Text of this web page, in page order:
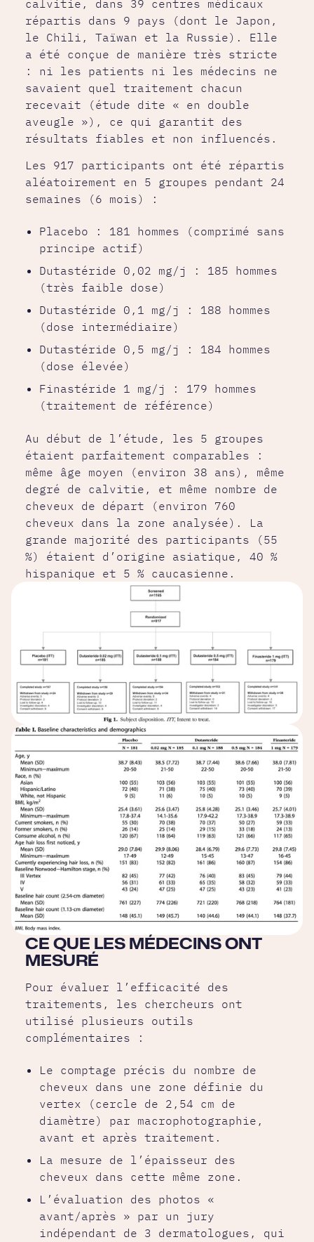
calvitie, dans 39 centres médicaux
répartis dans 9 pays (dont le Japon,
le Chili, Taïwan et la Russie). Elle
a été conçue de manière très stricte
: ni les patients ni les médecins ne
savaient quel traitement chacun
recevait (étude dite « en double
aveugle »), ce qui garantit des
résultats fiables et non influencés.
Les 917 participants ont été répartis
aléatoirement en 5 groupes pendant 24
semaines (6 mois) :
Placebo : 181 hommes (comprimé sans
principe actif)
Dutastéride 0,02 mg/j : 185 hommes
(très faible dose)
Dutastéride 0,1 mg/j : 188 hommes
(dose intermédiaire)
Dutastéride 0,5 mg/j : 184 hommes
(dose élevée)
Finastéride 1 mg/j : 179 hommes
(traitement de référence)
Au début de l’étude, les 5 groupes
étaient parfaitement comparables :
même âge moyen (environ 38 ans), même
degré de calvitie, et même nombre de
cheveux de départ (environ 760
cheveux dans la zone analysée). La
grande majorité des participants (55
%) étaient d’origine asiatique, 40 %
hispanique et 5 % caucasienne.
CE QUE LES MÉDECINS ONT
MESURÉ
Pour évaluer l’efficacité des
traitements, les chercheurs ont
utilisé plusieurs outils
complémentaires :
Le comptage précis du nombre de
cheveux dans une zone définie du
vertex (cercle de 2,54 cm de
diamètre) par macrophotographie,
avant et après traitement.
La mesure de l’épaisseur des
cheveux dans cette même zone.
L’évaluation des photos «
avant/après » par un jury
indépendant de 3 dermatologues, qui